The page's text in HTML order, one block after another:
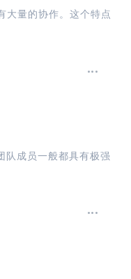
大量的协作。这个特点
队成员一般都具有极强